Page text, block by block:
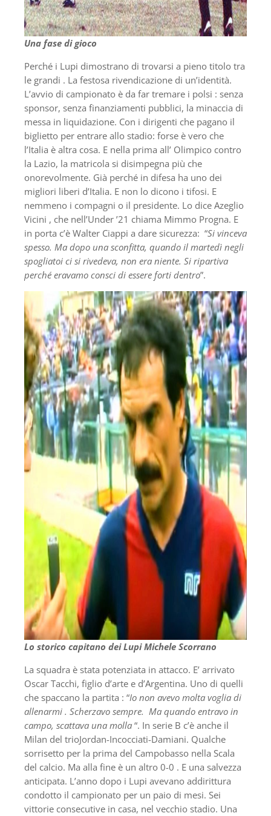
Una fase di gioco
Perché i Lupi dimostrano di trovarsi a pieno titolo tra
le grandi . La festosa rivendicazione di un’identità.
L’avvio di campionato è da far tremare i polsi : senza
sponsor, senza finanziamenti pubblici, la minaccia di
messa in liquidazione. Con i dirigenti che pagano il
biglietto per entrare allo stadio: forse è vero che
l’Italia è altra cosa. E nella prima all’ Olimpico contro
la Lazio, la matricola si disimpegna più che
onorevolmente. Già perché in difesa ha uno dei
migliori liberi d’Italia. E non lo dicono i tifosi. E
nemmeno i compagni o il presidente. Lo dice Azeglio
Vicini , che nell’Under ’21 chiama Mimmo Progna. E
in porta c’è Walter Ciappi a dare sicurezza: “Si vinceva
spesso. Ma dopo una sconfitta, quando il martedì negli
spogliatoi ci si rivedeva, non era niente. Si ripartiva
perché eravamo consci di essere forti dentro”.
Lo storico capitano dei Lupi Michele Scorrano
La squadra è stata potenziata in attacco. E’ arrivato
Oscar Tacchi, figlio d’arte e d’Argentina. Uno di quelli
che spaccano la partita : “Io non avevo molta voglia di
allenarmi . Scherzavo sempre. Ma quando entravo in
campo, scattava una molla “. In serie B c’è anche il
Milan del trioJordan-Incocciati-Damiani. Qualche
sorrisetto per la prima del Campobasso nella Scala
del calcio. Ma alla fine è un altro 0-0 . E una salvezza
anticipata. L’anno dopo i Lupi avevano addirittura
condotto il campionato per un paio di mesi. Sei
vittorie consecutive in casa, nel vecchio stadio. Una